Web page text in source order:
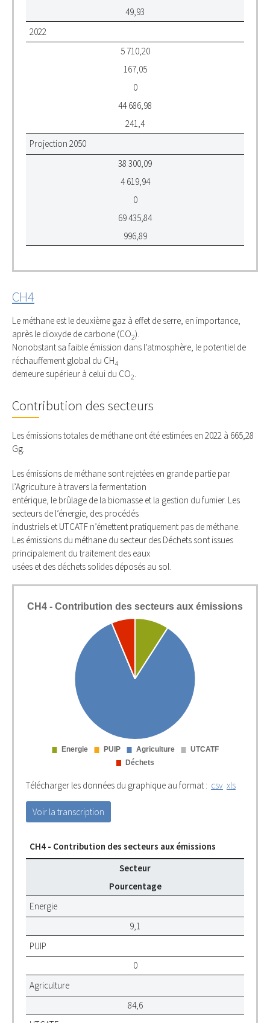
49,93
2022
5 710,20
167,05
0
44 686,98
241,4
Projection 2050
38 300,09
4 619,94
0
69 435,84
996,89
CH4
Le méthane est le deuxième gaz à effet de serre, en importance,
après le dioxyde de carbone (CO2).
Nonobstant sa faible émission dans l’atmosphère, le potentiel de
réchauffement global du CH4
demeure supérieur à celui du CO2.
Contribution des secteurs
Les émissions totales de méthane ont été estimées en 2022 à 665,28
Gg.
Les émissions de méthane sont rejetées en grande partie par
l’Agriculture à travers la fermentation
entérique, le brûlage de la biomasse et la gestion du fumier. Les
secteurs de l’énergie, des procédés
industriels et UTCATF n’émettent pratiquement pas de méthane.
Les émissions du méthane du secteur des Déchets sont issues
principalement du traitement des eaux
usées et des déchets solides déposés au sol.
CH4 - Contribution des secteurs aux émissions
Télécharger les données du graphique au format : csv xls
Voir la transcription
CH4 - Contribution des secteurs aux émissions
Secteur
Pourcentage
Energie
9,1
PUIP
0
Agriculture
84,6